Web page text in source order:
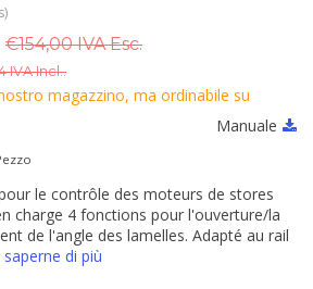
€154,00 IVA Esc.
IVA Incl..
magazzino, ma ordinabile su
Manuale
le contrôle des moteurs de stores
charge 4 fonctions pour l'ouverture/la
de l'angle des lamelles. Adapté au rail
saperne di più